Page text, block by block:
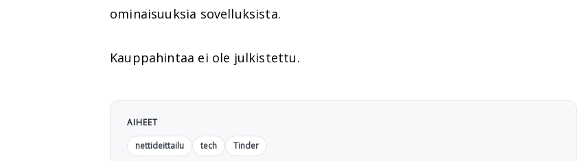
ominaisuuksia sovelluksista.
Kauppahintaa ei ole julkistettu.
AIHEET
nettideittailu
tech Tinder